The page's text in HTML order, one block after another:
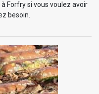
Forfry si vous voulez avoir
besoin.